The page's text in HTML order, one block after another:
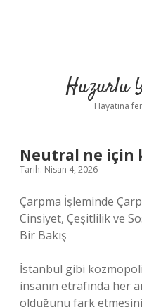
Huzurlu
Hayatına
Neutral ne için
Tarih: Nisan 4, 2026
Çarpma İşleminde
Cinsiyet, Çeşitlilik ve
Bir Bakış
İstanbul gibi
insanın etrafında her
olduğunu fark